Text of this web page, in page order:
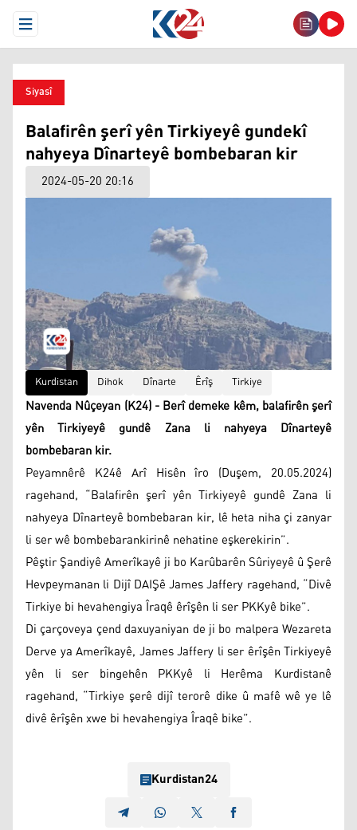
Open Menu
Siyasî
Balafirên şerî yên Tirkiyeyê gundekî
nahyeya Dînarteyê bombebaran kir
2024-05-20 20:16
Kurdistan Dihok Dînarte Êrîş Tirkiye
Navenda Nûçeyan (K24) - Berî demeke kêm, balafirên şerî
yên Tirkiyeyê gundê Zana li nahyeya Dînarteyê
bombebaran kir.
Peyamnêrê K24ê Arî Hisên îro (Duşem, 20.05.2024)
ragehand, “Balafirên şerî yên Tirkiyeyê gundê Zana li
nahyeya Dînarteyê bombebaran kir, lê heta niha çi zanyar
li ser wê bombebarankirinê nehatine eşkerekirin”.
Pêştir Şandiyê Amerîkayê ji bo Karûbarên Sûriyeyê û Şerê
Hevpeymanan li Dijî DAIŞê James Jaffery ragehand, “Divê
Tirkiye bi hevahengiya Îraqê êrîşên li ser PKKyê bike”.
Di çarçoveya çend daxuyaniyan de ji bo malpera Wezareta
Derve ya Amerîkayê, James Jaffery li ser êrîşên Tirkiyeyê
yên li ser bingehên PKKyê li Herêma Kurdistanê
ragehand, “Tirkiye şerê dijî terorê dike û mafê wê ye lê
divê êrîşên xwe bi hevahengiya Îraqê bike”.
Kurdistan24